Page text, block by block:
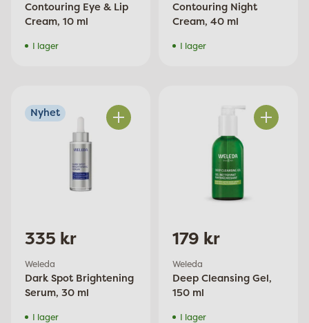
Contouring Eye & Lip
Cream, 10 ml
I lager
Contouring Night
Cream, 40 ml
I lager
Nyhet
Antal
335 kr
Weleda
Dark Spot Brightening
Serum, 30 ml
I lager
Antal
179 kr
Weleda
Deep Cleansing Gel,
150 ml
I lager